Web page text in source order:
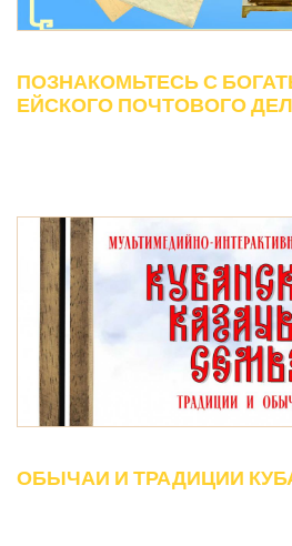
ПОЗНАКОМЬТЕСЬ С
ЕЙСКОГО ПОЧТОВОГО
ОБЫЧАИ И ТРАДИЦИИ